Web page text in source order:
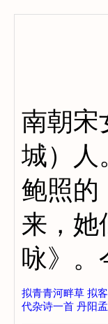
南朝宋
城）人
鲍照的
来，她
咏》
拟青青河畔草 拟
代杂诗一首 丹阳